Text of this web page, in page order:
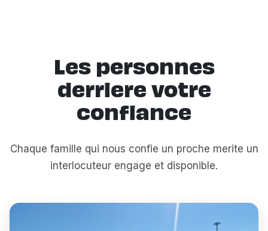
Les personnes
derriere votre
confiance
Chaque famille qui nous confie un proche merite un
interlocuteur engage et disponible.